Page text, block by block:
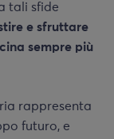
tali sfide
e sfruttare
sempre più
rappresenta
futuro, e